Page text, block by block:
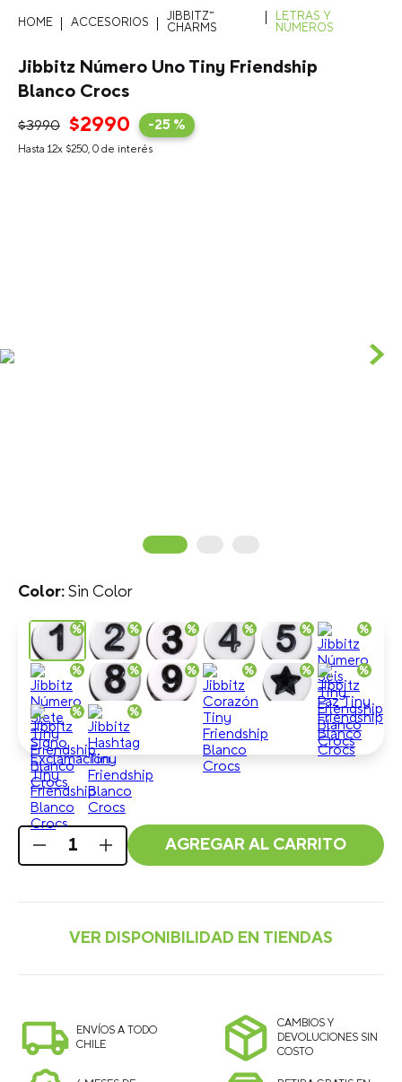
ACCESORIOS
JIBBITZ™
CHARMS
LETRAS Y
NÚMEROS
Jibbitz Número Uno Tiny Friendship
Blanco Crocs
$3990 $2990 -25 %
Hasta 12x $250, 0 de interés
Sin Color
AGREGAR AL CARRITO
ENVÍOS A TODO
CHILE
CAMBIOS Y
DEVOLUCIONES SIN
COSTO